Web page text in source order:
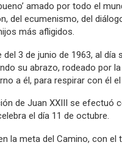
amado por todo el
del ecumenismo, del
más afligidos.
del 3 de junio de 1963, al
su abrazo, rodeado por
a él, para respirar con él el
de Juan XXIII se efectuó
el día 11 de octubre.
la meta del Camino, con